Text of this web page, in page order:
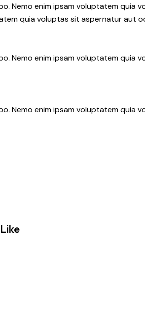
Nemo enim ipsam voluptatem quia
quia voluptas sit aspernatur aut
Nemo enim ipsam voluptatem
Nemo enim ipsam voluptatem